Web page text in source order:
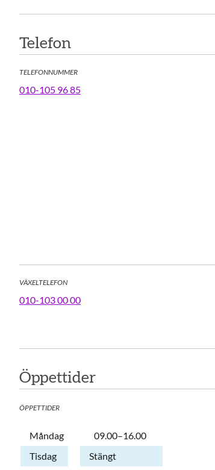
Telefon
TELEFONNUMMER
010-105 96 85
VÄXELTELEFON
010-103 00 00
Öppettider
ÖPPETTIDER
Dag
Öppettider
Kommentarer
Måndag
09.00–16.00
Tisdag
Stängt